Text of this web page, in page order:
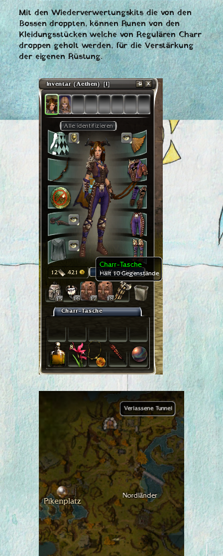
Mit den Wiederverwertungskits die von den
Bossen droppten, können Runen von den
Kleidungsstücken welche von Regulären Charr
droppen geholt werden, für die Verstärkung
der eigenen Rüstung.